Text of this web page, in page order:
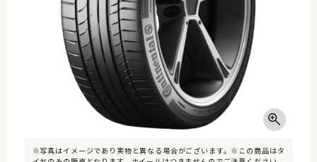
※写真はイメージであり実物と異なる場合がございます。※この商品はタ